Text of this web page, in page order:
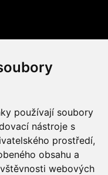
používají soubory
nástroje s
prostředí,
obsahu a
webových